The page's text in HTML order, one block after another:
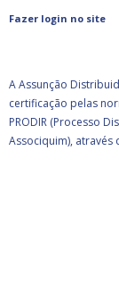
Fazer login no site
ASSUNÇÃO
CERTIFICADA
A Assunção
certificação pelas
PRODIR (Processo
Associquim), através